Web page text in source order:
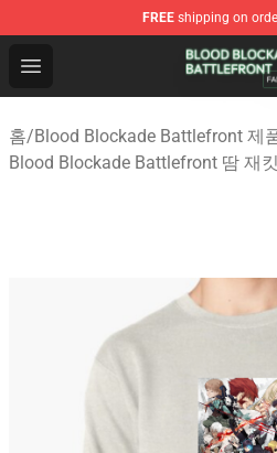
FREE shipping on
Open menu
Blood Blockade Battlefront
홈/Blood Blockade Battlefront 제
Blood Blockade Battlefront 땀 재킷